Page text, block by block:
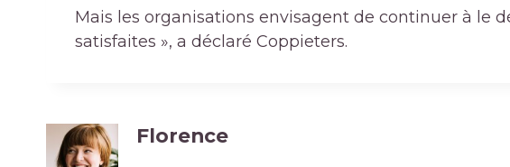
Mais les organisations envisagent de continuer à le
satisfaites », a déclaré Coppieters.
Florence